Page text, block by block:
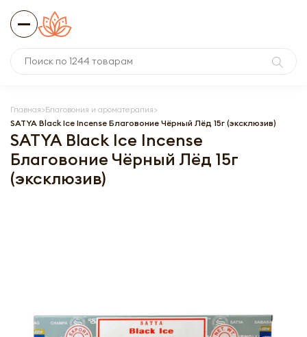
Главная Благовония и ароматерапия
SATYA Black Ice Incense Благовоние Чёрный Лёд 15г (эксклюзив)
SATYA Black Ice Incense
Благовоние Чёрный Лёд 15г
(эксклюзив)